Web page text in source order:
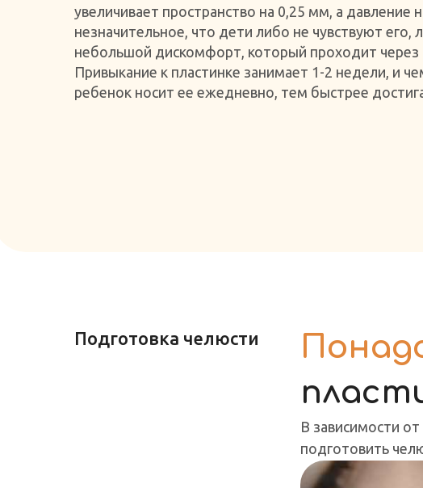
увеличивает пространство на 0,25 мм, а давление
незначительное, что дети либо не чувствуют его,
небольшой дискомфорт, который проходит через
Привыкание к пластинке занимает 1-2 недели, и
ребенок носит ее ежедневно, тем быстрее
Подготовка челюсти
В зависимости
подготовить